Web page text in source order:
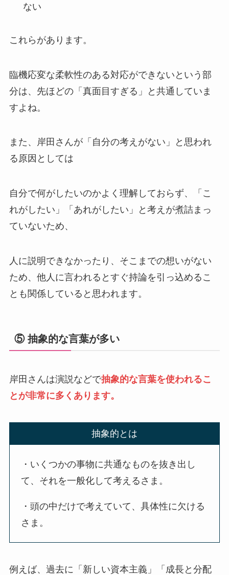
ない
これらがあります。
臨機応変な柔軟性のある対応ができないという部
分は、先ほどの「真面目すぎる」と共通していま
すよね。
また、岸田さんが「自分の考えがない」と思われ
る原因としては
自分で何がしたいのかよく理解しておらず、「こ
れがしたい」「あれがしたい」と考えが煮詰まっ
ていないため、
人に説明できなかったり、そこまでの想いがない
ため、他人に言われるとすぐ持論を引っ込めるこ
とも関係していると思われます。
⑤ 抽象的な言葉が多い
岸田さんは演説などで抽象的な言葉を使われるこ
とが非常に多くあります。
抽象的とは
・いくつかの事物に共通なものを抜き出し
て、それを一般化して考えるさま。
・頭の中だけで考えていて、具体性に欠ける
さま。
例えば、過去に「新しい資本主義」「成長と分配